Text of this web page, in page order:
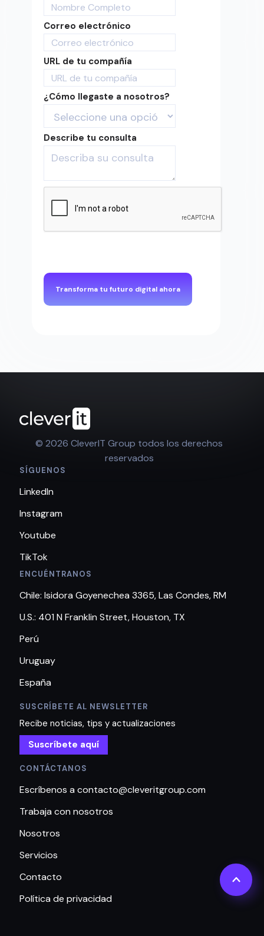
Correo electrónico
URL de tu compañía
¿Cómo llegaste a nosotros?
Describe tu consulta
© 2026 CleverIT Group todos los derechos
reservados
SÍGUENOS
LinkedIn
Instagram
Youtube
TikTok
ENCUÉNTRANOS
Chile: Isidora Goyenechea 3365, Las Condes, RM
U.S.: 401 N Franklin Street, Houston, TX
Perú
Uruguay
España
SUSCRÍBETE AL NEWSLETTER
Recibe noticias, tips y actualizaciones
Suscríbete aquí
CONTÁCTANOS
Escríbenos a contacto@cleveritgroup.com
Trabaja con nosotros
Nosotros
Servicios
Contacto
Política de privacidad